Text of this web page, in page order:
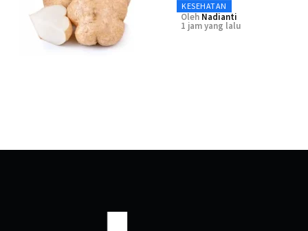
KESEHATAN
Oleh Nadianti
1 jam yang lalu